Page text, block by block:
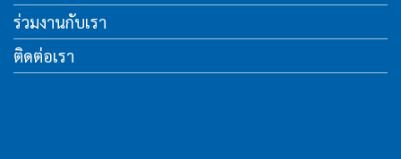
ร่วมงานกับเรา
ติดต่อเรา